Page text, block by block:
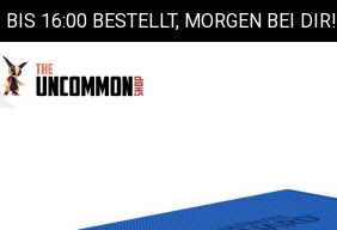
BIS 16:00 BESTELLT, MORGEN BEI DIR!